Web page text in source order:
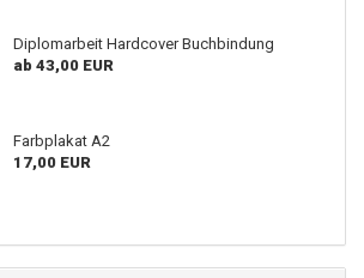
Diplomarbeit Hardcover Buchbindung
ab 43,00 EUR
Farbplakat A2
17,00 EUR